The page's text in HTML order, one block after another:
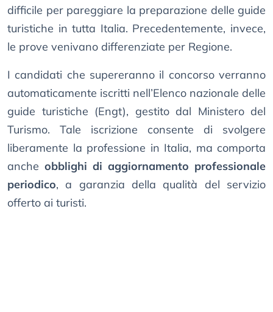
difficile per pareggiare la preparazione delle guide
turistiche in tutta Italia. Precedentemente, invece,
le prove venivano differenziate per Regione.
I candidati che supereranno il concorso verranno
automaticamente iscritti nell’Elenco nazionale delle
guide turistiche (Engt), gestito dal Ministero del
Turismo. Tale iscrizione consente di svolgere
liberamente la professione in Italia, ma comporta
anche obblighi di aggiornamento professionale
periodico, a garanzia della qualità del servizio
offerto ai turisti.